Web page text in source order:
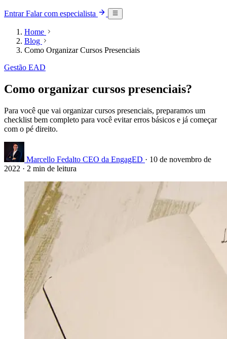
EntrarFalar com especialista
Home
Blog
Como Organizar Cursos Presenciais
Gestão EAD
Como organizar cursos presenciais?
Para você que vai organizar cursos presenciais, preparamos um
checklist bem completo para você evitar erros básicos e já começar
com o pé direito.
Marcello Fedalto CEO da EngagED · 10 de novembro de
2022 · 2 min de leitura